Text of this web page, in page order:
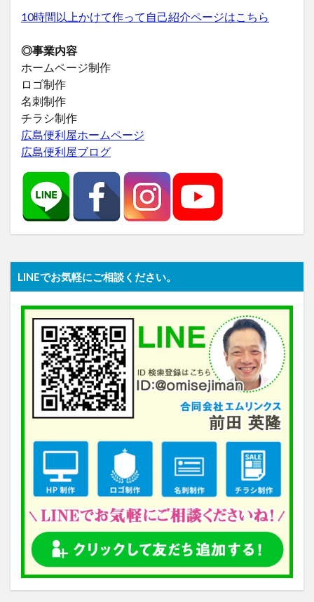
10時間以上かけて作って自己紹介ページはこちら
◎事業内容
ホームページ制作
ロゴ制作
名刺制作
チラシ制作
広島便利屋ホームページ
広島便利屋ブログ
LINEでお気軽にご相談ください。